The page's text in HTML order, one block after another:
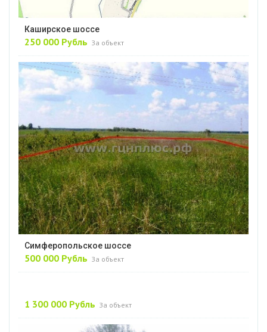
Каширское шоссе
250 000 Рубль За объект
Симферопольское шоссе
500 000 Рубль За объект
1 300 000 Рубль За объект